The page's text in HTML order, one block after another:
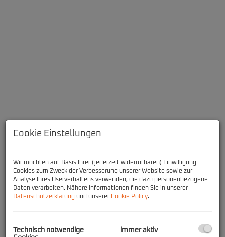
Beschreibung
Die Top 20 befindet sich im ersten Obergeschoss, gliedert sich wie
folgt: Wohnküche mit Ausgang zur Freifläche, zwei Schlafzimmer,
Entschleunigen und Sonnenbaden ein.
Cookie Einstellungen
Wir möchten auf Basis Ihrer (jederzeit widerrufbaren) Einwilligung
Cookies zum Zweck der Verbesserung unserer Website sowie zur
Analyse Ihres Userverhaltens verwenden, die dazu personenbezogene
Daten verarbeiten. Nähere Informationen finden Sie in unserer
Datenschutzerklärung und unserer Cookie Policy.
Technisch notwendige
immer aktiv